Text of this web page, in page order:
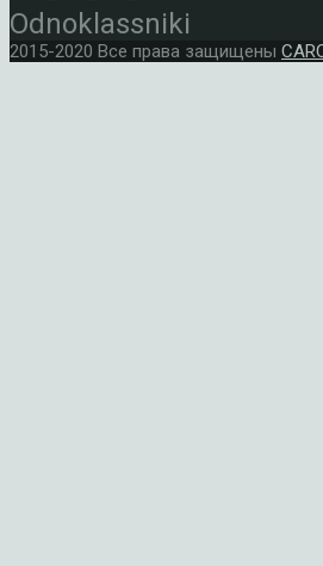
Odnoklassniki
2015-2020 Все права защищены